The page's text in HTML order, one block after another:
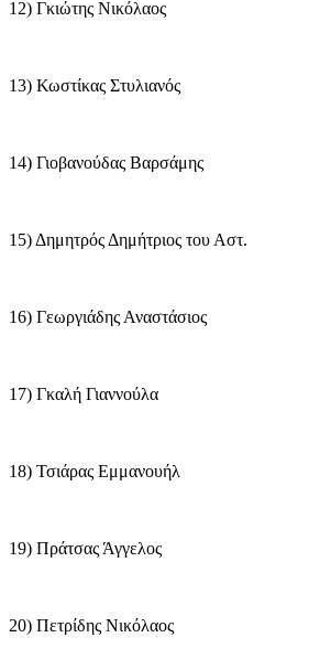
12) Γκιώτης Νικόλαος
13) Κωστίκας Στυλιανός
14) Γιοβανούδας Βαρσάμης
15) Δημητρός Δημήτριος του Αστ.
16) Γεωργιάδης Αναστάσιος
17) Γκαλή Γιαννούλα
18) Τσιάρας Εμμανουήλ
19) Πράτσας Άγγελος
20) Πετρίδης Νικόλαος